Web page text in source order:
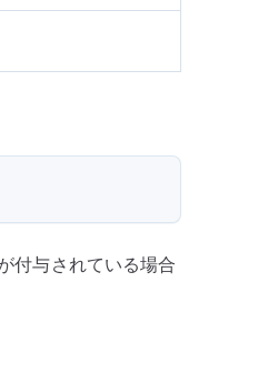
付与されている場合